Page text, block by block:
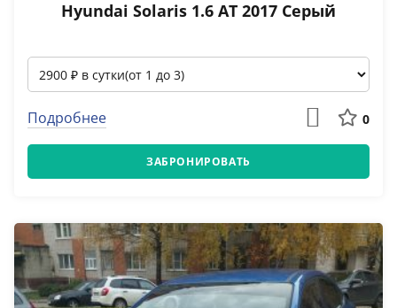
Hyundai Solaris 1.6 АТ 2017 Серый
Подробнее 0
ЗАБРОНИРОВАТЬ